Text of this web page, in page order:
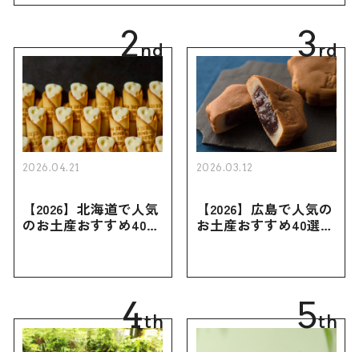
2nd
2026.04.21
【2026】北海道で人気
のお土産おすすめ40選
買えない限定品、女性
3rd
2026.03.12
【2026】広島で人気の
お土産おすすめ40選｜
き用、女性向けまで幅
4th 5th